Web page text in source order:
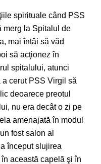
spirituale când PSS
merg la Spitalul de
mai întâi să văd
să acţionez în
spitalului, atunci
cerut PSS Virgil să
deoarece preotul
nu era decât o zi pe
amenajată în modul
fost salon al
început slujirea
această capelă şi în